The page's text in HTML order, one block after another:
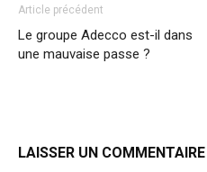
Article précédent
Le groupe Adecco est-il dans
une mauvaise passe ?
LAISSER UN COMMENTAIRE